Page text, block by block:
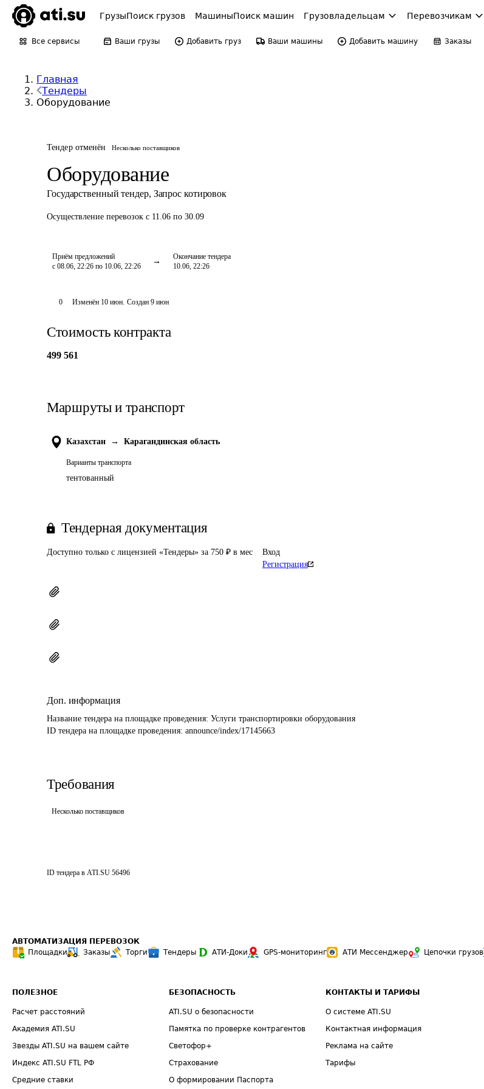
ГрузыПоиск грузов МашиныПоиск машин Грузовладельцам Перевозчикам
Все сервисы Ваши грузы Добавить груз Ваши машины Добавить машину Заказы
Главная
Тендеры
Оборудование
Тендер отменён Несколько поставщиков
Оборудование
Государственный тендер, Запрос котировок
Осуществление перевозок с 11.06 по 30.09
Приём предложений
с 08.06, 22:26 по 10.06, 22:26
Окончание тендера
10.06, 22:26
0 Изменён 10 июн. Создан 9 июн
Стоимость контракта
499 561
Маршруты и транспорт
Казахстан → Карагандинская область
Варианты транспорта
тентованный
Тендерная документация
Доступно только с лицензией «Тендеры» за 750 ₽ в мес
Вход
Регистрация
Доп. информация
Название тендера на площадке проведения: Услуги транспортировки оборудования
ID тендера на площадке проведения: announce/index/17145663
Требования
Несколько поставщиков
ID тендера в ATI.SU 56496
АВТОМАТИЗАЦИЯ ПЕРЕВОЗОК
Площадки
Заказы Торги Тендеры АТИ-Доки GPS-мониторинг АТИ Мессенджер Цепочки грузов
ПОЛЕЗНОЕ
Расчет расстояний
Академия ATI.SU
Звезды ATI.SU на вашем сайте
Индекс ATI.SU FTL РФ
Средние ставки
БЕЗОПАСНОСТЬ
ATI.SU о безопасности
Памятка по проверке контрагентов
Светофор+
Страхование
О формировании Паспорта
КОНТАКТЫ И ТАРИФЫ
О системе ATI.SU
Контактная информация
Реклама на сайте
Тарифы